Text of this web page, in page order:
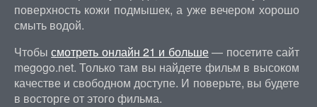
поверхность кожи подмышек, а уже вечером хорошо
смыть водой.
Чтобысмотреть онлайн 21 и больше— посетите сайт
megogo.net. Только там вы найдете фильм в высоком
качестве и свободном доступе. И поверьте, вы будете
в восторге от этого фильма.